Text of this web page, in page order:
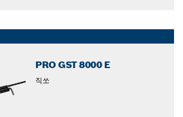
PRO GST 8000 E
직쏘